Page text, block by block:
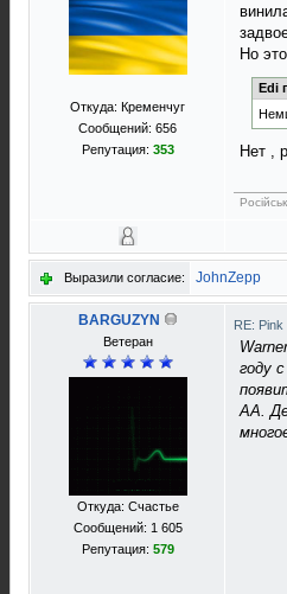
Откуда: Кременчуг
Сообщений: 656
Репутация: 353
Но
Edi
Нет ,
Выразили согласие: JohnZepp
BARGUZYN
Ветеран
Откуда: Счастье
Сообщений: 1 605
Репутация: 579
RE: Pink
году
АА.